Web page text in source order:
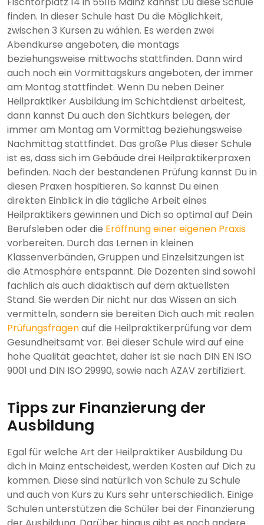
finden. In dieser Schule hast Du die Möglichkeit,
zwischen 3 Kursen zu wählen. Es werden zwei
Abendkurse angeboten, die montags
beziehungsweise mittwochs stattfinden. Dann wird
auch noch ein Vormittagskurs angeboten, der immer
am Montag stattfindet. Wenn Du neben Deiner
Heilpraktiker Ausbildung im Schichtdienst arbeitest,
dann kannst Du auch den Sichtkurs belegen, der
immer am Montag am Vormittag beziehungsweise
Nachmittag stattfindet. Das große Plus dieser Schule
ist es, dass sich im Gebäude drei Heilpraktikerpraxen
befinden. Nach der bestandenen Prüfung kannst Du in
diesen Praxen hospitieren. So kannst Du einen
direkten Einblick in die tägliche Arbeit eines
Heilpraktikers gewinnen und Dich so optimal auf Dein
Berufsleben oder die Eröffnung einer eigenen Praxis
vorbereiten. Durch das Lernen in kleinen
Klassenverbänden, Gruppen und Einzelsitzungen ist
die Atmosphäre entspannt. Die Dozenten sind sowohl
fachlich als auch didaktisch auf dem aktuellsten
Stand. Sie werden Dir nicht nur das Wissen an sich
vermitteln, sondern sie bereiten Dich auch mit realen
Prüfungsfragenauf die Heilpraktikerprüfung vor dem
Gesundheitsamt vor. Bei dieser Schule wird auf eine
hohe Qualität geachtet, daher ist sie nach DIN EN ISO
9001 und DIN ISO 29990, sowie nach AZAV zertifiziert.
Tipps zur Finanzierung der
Ausbildung
Egal für welche Art der Heilpraktiker Ausbildung Du
dich in Mainz entscheidest, werden Kosten auf Dich zu
kommen. Diese sind natürlich von Schule zu Schule
und auch von Kurs zu Kurs sehr unterschiedlich. Einige
Schulen unterstützen die Schüler bei der Finanzierung